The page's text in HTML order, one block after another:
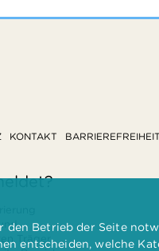
KONTAKT
Träger
den Betrieb der Seite
entscheiden, welche